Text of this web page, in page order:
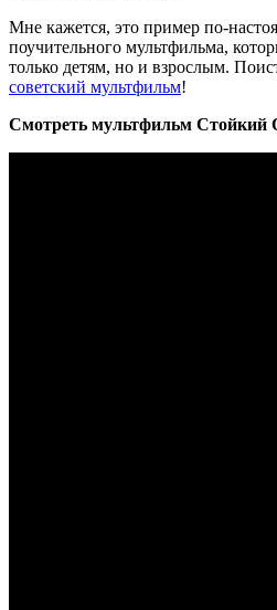
Мне кажется, это пример по-
поучительного мультфильма,
только детям, но и взрослым.
советский мультфильм!
Смотреть мультфильм Стойкий